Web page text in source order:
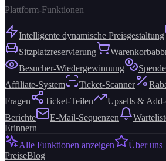
Plattform-Funktionen
Intelligente dynamische Preisgestaltung
Sitzplatzreservierung
Besucher-Wiedergewinnung
Affiliate-System
Ticket-Scanner
Fragen
Ticket-Teilen Upsells &
Berichte
E-Mail-Sequenzen
Erinnern
Alle Funktionen anzeigen
Über uns
PreiseBlog